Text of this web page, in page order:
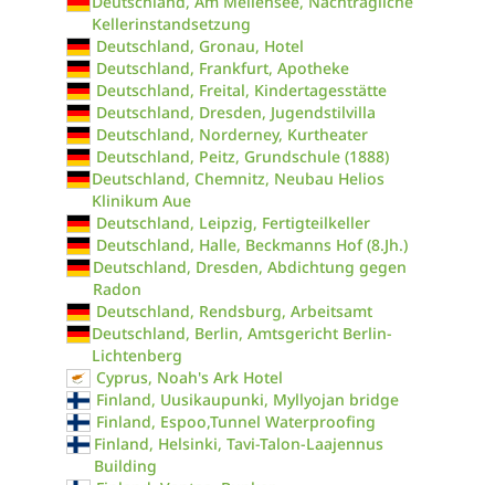
Kellerinstandsetzung
Deutschland, Gronau, Hotel
Deutschland, Frankfurt, Apotheke
Deutschland, Freital, Kindertagesstätte
Deutschland, Dresden, Jugendstilvilla
Deutschland, Norderney, Kurtheater
Deutschland, Peitz, Grundschule (1888)
Deutschland, Chemnitz, Neubau Helios
Klinikum Aue
Deutschland, Leipzig, Fertigteilkeller
Deutschland, Halle, Beckmanns Hof (8.Jh.)
Deutschland, Dresden, Abdichtung gegen
Radon
Deutschland, Rendsburg, Arbeitsamt
Deutschland, Berlin, Amtsgericht Berlin-
Lichtenberg
Cyprus, Noah's Ark Hotel
Finland, Uusikaupunki, Myllyojan bridge
Finland, Espoo,Tunnel Waterproofing
Finland, Helsinki, Tavi-Talon-Laajennus
Building